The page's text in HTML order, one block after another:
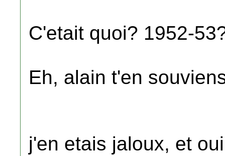
C'etait quoi? 1952-
Eh, alain t'en
j'en etais jaloux, et